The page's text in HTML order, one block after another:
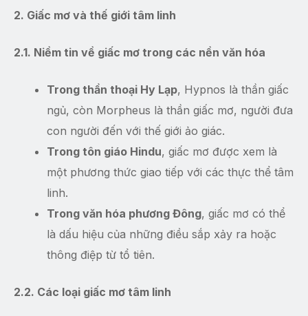
2. Giấc mơ và thế giới tâm linh
2.1. Niềm tin về giấc mơ trong các nền văn hóa
Trong thần thoại Hy Lạp, Hypnos là thần giấc
ngủ, còn Morpheus là thần giấc mơ, người đưa
con người đến với thế giới ảo giác.
Trong tôn giáo Hindu, giấc mơ được xem là
một phương thức giao tiếp với các thực thể tâm
linh.
Trong văn hóa phương Đông, giấc mơ có thể
là dấu hiệu của những điều sắp xảy ra hoặc
thông điệp từ tổ tiên.
2.2. Các loại giấc mơ tâm linh